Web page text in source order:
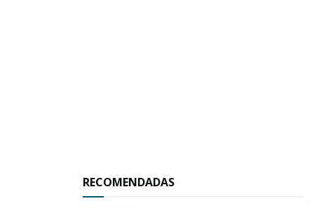
RECOMENDADAS